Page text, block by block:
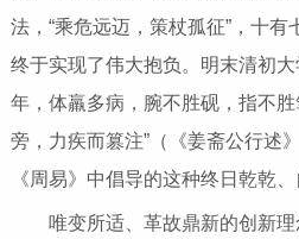
法，“乘危远迈，策杖孤征”，十有
终于实现了伟大抱负。明末清初
年，体羸多病，腕不胜砚，指不
旁，力疾而篡注”（《姜斋公行述
《周易》中倡导的这种终日乾乾
唯变所适、革故鼎新的创新理